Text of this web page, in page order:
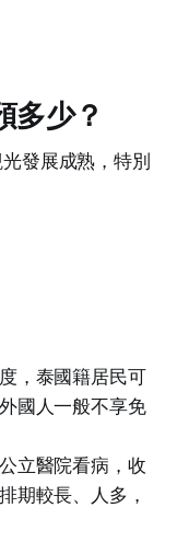
多少？
發展成熟，特別
，泰國籍居民可
國人一般不享免
立醫院看病，收
期較長、人多，